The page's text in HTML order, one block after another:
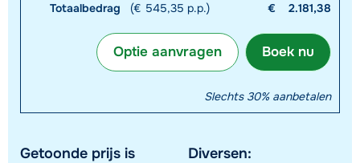
Totaalbedrag (€ 545,35 p.p.) € 2.181,38
Boek nu
Optie aanvragen
Slechts 30% aanbetalen
Getoonde prijs is
Diversen: